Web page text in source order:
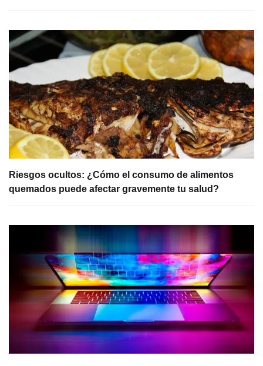
Riesgos ocultos: ¿Cómo el consumo de alimentos
quemados puede afectar gravemente tu salud?